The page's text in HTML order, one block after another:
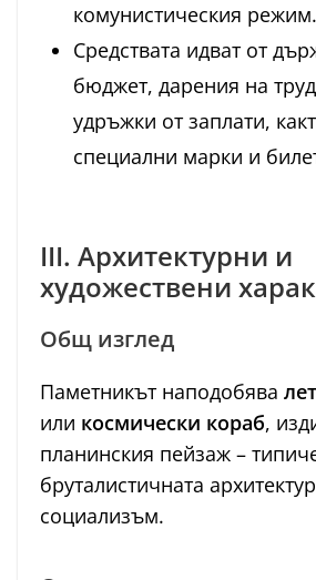
комунистическия режим.
Средствата идват от
бюджет, дарения на
удръжки от заплати,
специални марки и
III. Архитектурни и
художествени
Общ изглед
Паметникът наподобява
или космически кораб,
планинския пейзаж –
бруталистичната
социализъм.